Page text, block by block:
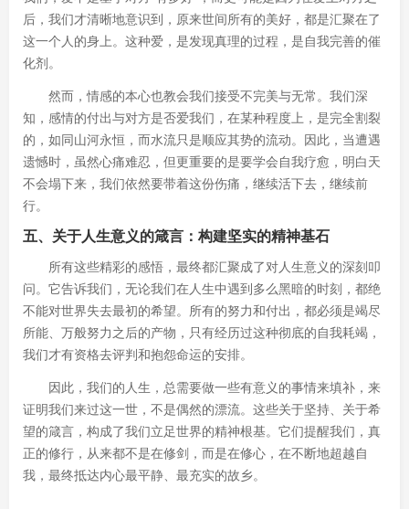
后，我们才清晰地意识到，原来世间所有的美好，都是汇聚在了
这一个人的身上。这种爱，是发现真理的过程，是自我完善的催
化剂。
然而，情感的本心也教会我们接受不完美与无常。我们深
知，感情的付出与对方是否爱我们，在某种程度上，是完全割裂
的，如同山河永恒，而水流只是顺应其势的流动。因此，当遭遇
遗憾时，虽然心痛难忍，但更重要的是要学会自我疗愈，明白天
不会塌下来，我们依然要带着这份伤痛，继续活下去，继续前
行。
五、关于人生意义的箴言：构建坚实的精神基石
所有这些精彩的感悟，最终都汇聚成了对人生意义的深刻叩
问。它告诉我们，无论我们在人生中遇到多么黑暗的时刻，都绝
不能对世界失去最初的希望。所有的努力和付出，都必须是竭尽
所能、万般努力之后的产物，只有经历过这种彻底的自我耗竭，
我们才有资格去评判和抱怨命运的安排。
因此，我们的人生，总需要做一些有意义的事情来填补，来
证明我们来过这一世，不是偶然的漂流。这些关于坚持、关于希
望的箴言，构成了我们立足世界的精神根基。它们提醒我们，真
正的修行，从来都不是在修剑，而是在修心，在不断地超越自
我，最终抵达内心最平静、最充实的故乡。